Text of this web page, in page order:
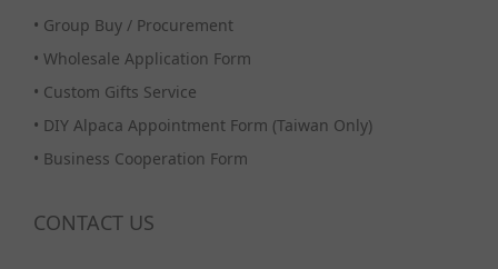
• Group Buy / Procurement
• Wholesale Application Form
• Custom Gifts Service
• DIY Alpaca Appointment Form (Taiwan Only)
• Business Cooperation Form
CONTACT US